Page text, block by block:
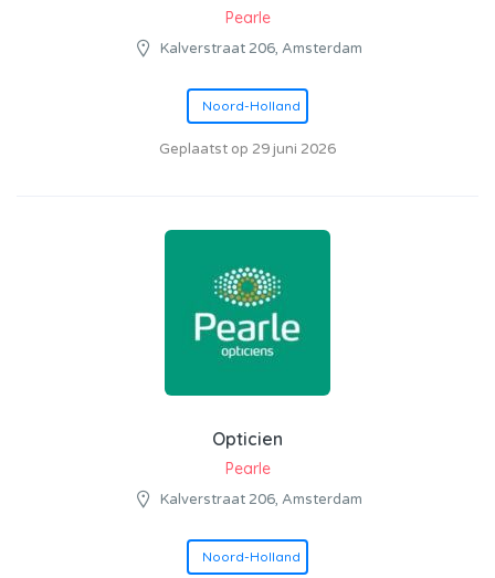
Pearle
Kalverstraat 206, Amsterdam
Noord-Holland
Geplaatst op 29 juni 2026
Opticien
Pearle
Kalverstraat 206, Amsterdam
Noord-Holland